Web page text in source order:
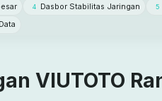
4 Dasbor Stabilitas Jaringan 5
VIUTOTO